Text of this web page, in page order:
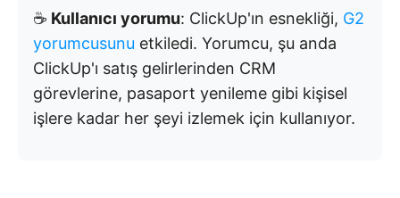
☕ Kullanıcı yorumu: ClickUp'ın esnekliği, G2
yorumcusunu etkiledi. Yorumcu, şu anda
ClickUp'ı satış gelirlerinden CRM
görevlerine, pasaport yenileme gibi kişisel
işlere kadar her şeyi izlemek için kullanıyor.